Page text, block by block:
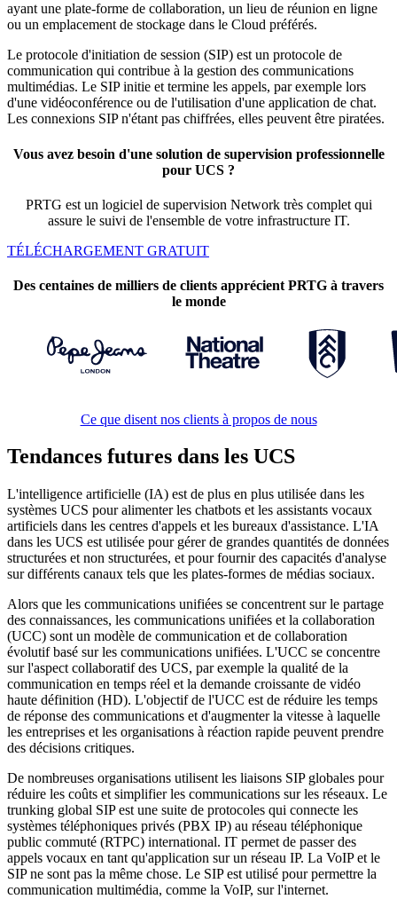
ayant une plate-forme de collaboration, un lieu de réunion en ligne
ou un emplacement de stockage dans le Cloud préférés.
Le protocole d'initiation de session (SIP) est un protocole de
communication qui contribue à la gestion des communications
multimédias. Le SIP initie et termine les appels, par exemple lors
d'une vidéoconférence ou de l'utilisation d'une application de chat.
Les connexions SIP n'étant pas chiffrées, elles peuvent être piratées.
Vous avez besoin d'une solution de supervision professionnelle
pour UCS ?
PRTG est un logiciel de supervision Network très complet qui
assure le suivi de l'ensemble de votre infrastructure IT.
TÉLÉCHARGEMENT GRATUIT
Des centaines de milliers de clients apprécient PRTG à travers
le monde
Ce que disent nos clients à propos de nous
Tendances futures dans les UCS
L'intelligence artificielle (IA) est de plus en plus utilisée dans les
systèmes UCS pour alimenter les chatbots et les assistants vocaux
artificiels dans les centres d'appels et les bureaux d'assistance. L'IA
dans les UCS est utilisée pour gérer de grandes quantités de données
structurées et non structurées, et pour fournir des capacités d'analyse
sur différents canaux tels que les plates-formes de médias sociaux.
Alors que les communications unifiées se concentrent sur le partage
des connaissances, les communications unifiées et la collaboration
(UCC) sont un modèle de communication et de collaboration
évolutif basé sur les communications unifiées. L'UCC se concentre
sur l'aspect collaboratif des UCS, par exemple la qualité de la
communication en temps réel et la demande croissante de vidéo
haute définition (HD). L'objectif de l'UCC est de réduire les temps
de réponse des communications et d'augmenter la vitesse à laquelle
les entreprises et les organisations à réaction rapide peuvent prendre
des décisions critiques.
De nombreuses organisations utilisent les liaisons SIP globales pour
réduire les coûts et simplifier les communications sur les réseaux. Le
trunking global SIP est une suite de protocoles qui connecte les
systèmes téléphoniques privés (PBX IP) au réseau téléphonique
public commuté (RTPC) international. IT permet de passer des
appels vocaux en tant qu'application sur un réseau IP. La VoIP et le
SIP ne sont pas la même chose. Le SIP est utilisé pour permettre la
communication multimédia, comme la VoIP, sur l'internet.